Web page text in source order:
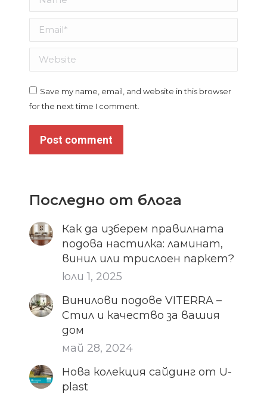
Email *
Website
Save my name, email, and website in this browser
for the next time I comment.
Post comment
Последно от блога
Как да изберем правилната
подова настилка: ламинат,
винил или трислоен паркет?
юли 1, 2025
Винилови подове VITERRA –
Стил и качество за вашия
дом
май 28, 2024
Нова колекция сайдинг от U-
plast